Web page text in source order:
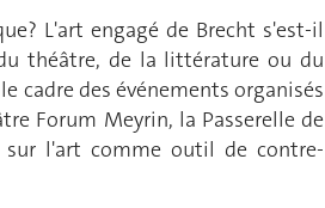
L'art engagé de Brecht s'est-il
théâtre, de la littérature ou du
cadre des événements organisés
Forum Meyrin, la Passerelle de
l'art comme outil de contre-